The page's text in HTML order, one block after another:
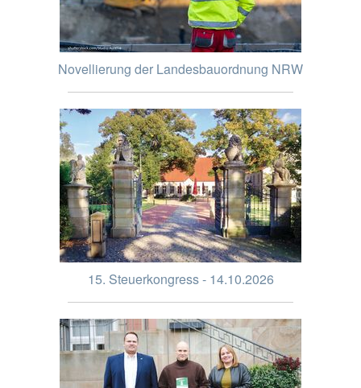
Novellierung der Landesbauordnung NRW
15. Steuerkongress - 14.10.2026